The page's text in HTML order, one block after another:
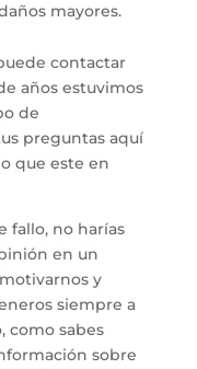
mayores.
contactar
años estuvimos
de
preguntas aquí
que este en
fallo, no harías
en un
y
siempre a
como sabes
sobre